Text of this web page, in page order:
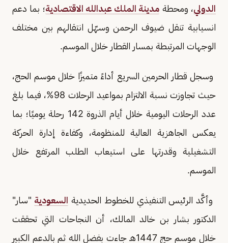
الدولي، ومحطة مدينة الملك عبدالله الاقتصادية؛ بما دعم
انسيابية تنقل ضيوف الرحمن وسهّل انتقالهم بين مختلف
الوجهات المرتبطة بمسار القطار خلال الموسم.
وسجل قطار الحرمين السريع أداءً متميزًا خلال موسم الحج،
حيث تجاوزت نسبة الالتزام بمواعيد الرحلات 98%، فيما بلغ
عدد الرحلات اليومية خلال أيام الذروة 142 رحلة يوميًا؛ بما
يعكس الجاهزية العالية للمنظومة، وكفاءة إدارة الحركة
التشغيلية وقدرتها على استيعاب الطلب المرتفع خلال
الموسم.
وأكَّد الرئيس التنفيذي للخطوط الحديدية السعودية "سار"
الدكتور بشار بن خالد المالك، أن النجاحات التي تحققت
خلال موسم حج 1447هـ جاءت بفضل الله ثم بالدعم الكبير